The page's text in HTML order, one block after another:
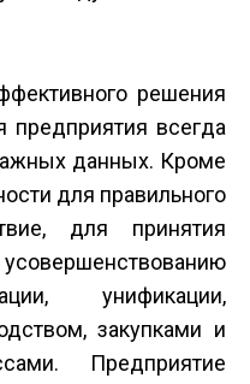
решения
всегда
данных. Кроме
для правильного
для принятия
унификации,
закупками и
Предприятие